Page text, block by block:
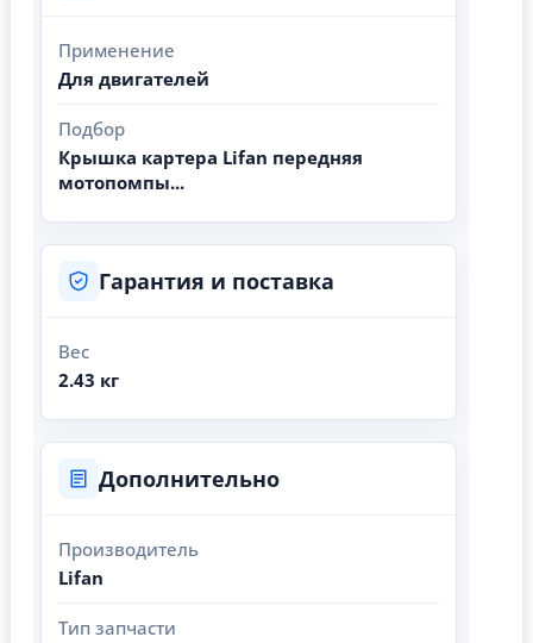
Применение
Для двигателей
Подбор
Крышка картера Lifan передняя
мотопомпы...
Гарантия и поставка
Вес
2.43 кг
Дополнительно
Производитель
Lifan
Тип запчасти